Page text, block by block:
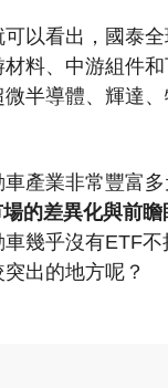
以看出，國泰
料、中游組件
半導體、輝達
產業非常豐富
的差異化與前
幾乎沒有ETF
出的地方呢？